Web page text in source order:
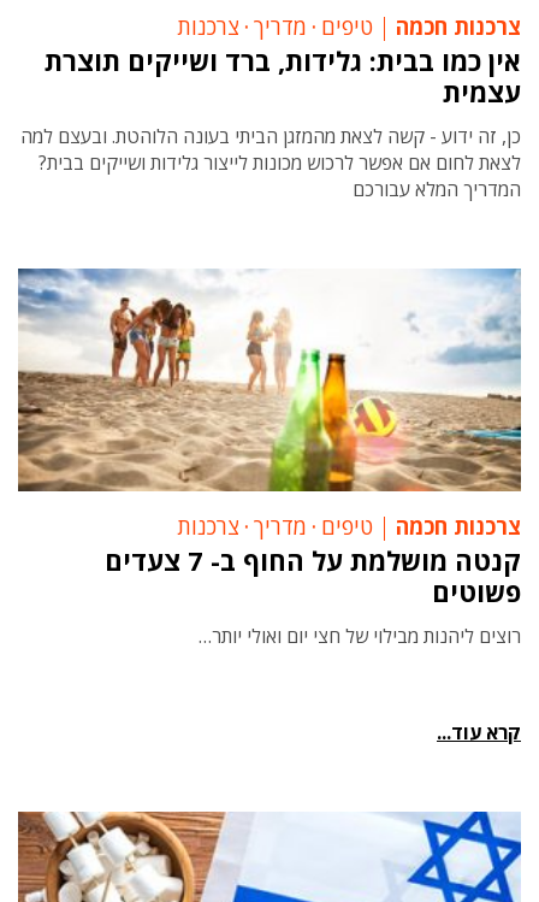
צרכנות חכמה טיפים ‧ מדריך ‧ צרכנות
אין כמו בבית: גלידות, ברד ושייקים תוצרת
עצמית
כן, זה ידוע - קשה לצאת מהמזגן הביתי בעונה הלוהטת. ובעצם למה
לצאת לחום אם אפשר לרכוש מכונות לייצור גלידות ושייקים בבית?
המדריך המלא עבורכם
צרכנות חכמה טיפים ‧ מדריך ‧ צרכנות
קנטה מושלמת על החוף ב- 7 צעדים
פשוטים
רוצים ליהנות מבילוי של חצי יום ואולי יותר…
קרא עוד...